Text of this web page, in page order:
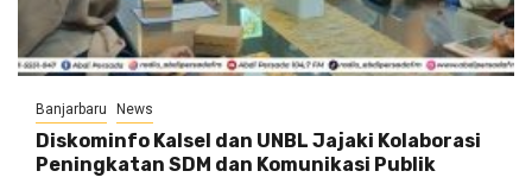
Banjarbaru News
Diskominfo Kalsel dan UNBL Jajaki Kolaborasi
Peningkatan SDM dan Komunikasi Publik